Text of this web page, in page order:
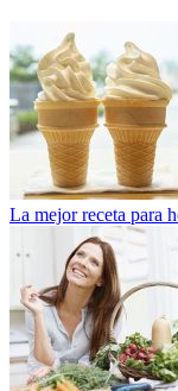
La mejor receta para